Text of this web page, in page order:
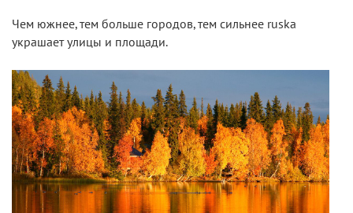
Чем южнее, тем больше городов, тем сильнее ruska
украшает улицы и площади.